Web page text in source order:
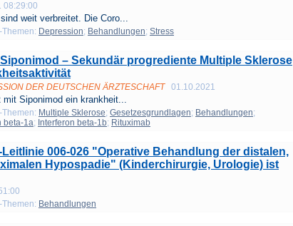
08:29:00
weit verbreitet. Die Coro...
Depression; Behandlungen; Stress
– Sekundär progrediente Multiple Sklerose
DER DEUTSCHEN ÄRZTESCHAFT 01.10.2021
Siponimod ein krankheit...
Multiple Sklerose; Gesetzesgrundlagen; Behandlungen;
beta-1a; Interferon beta-1b; Rituximab
006-026 "Operative Behandlung der distalen,
Hypospadie" (Kinderchirurgie, Urologie) ist
Behandlungen